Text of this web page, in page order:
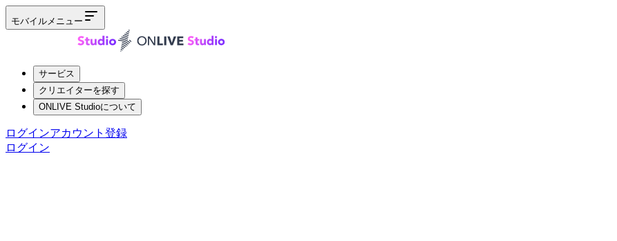
モバイルメニュー
サービス
クリエイターを探す
ONLIVE Studioについて
ログインアカウント登録
ログイン